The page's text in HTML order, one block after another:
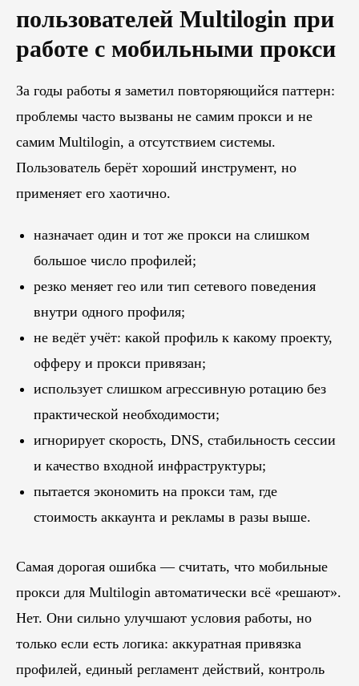
пользователей Multilogin при
работе с мобильными прокси
За годы работы я заметил повторяющийся паттерн:
проблемы часто вызваны не самим прокси и не
самим Multilogin, а отсутствием системы.
Пользователь берёт хороший инструмент, но
применяет его хаотично.
назначает один и тот же прокси на слишком
большое число профилей;
резко меняет гео или тип сетевого поведения
внутри одного профиля;
не ведёт учёт: какой профиль к какому проекту,
офферу и прокси привязан;
использует слишком агрессивную ротацию без
практической необходимости;
игнорирует скорость, DNS, стабильность сессии
и качество входной инфраструктуры;
пытается экономить на прокси там, где
стоимость аккаунта и рекламы в разы выше.
Самая дорогая ошибка — считать, что мобильные
прокси для Multilogin автоматически всё «решают».
Нет. Они сильно улучшают условия работы, но
только если есть логика: аккуратная привязка
профилей, единый регламент действий, контроль